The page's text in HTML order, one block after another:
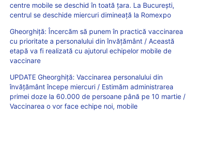
centre mobile se deschid în toată țara. La București,
centrul se deschide miercuri dimineață la Romexpo
Gheorghiță: Încercăm să punem în practică vaccinarea
cu prioritate a personalului din învățământ / Această
etapă va fi realizată cu ajutorul echipelor mobile de
vaccinare
UPDATE Gheorghiță: Vaccinarea personalului din
învățământ începe miercuri / Estimăm administrarea
primei doze la 60.000 de persoane până pe 10 martie /
Vaccinarea o vor face echipe noi, mobile